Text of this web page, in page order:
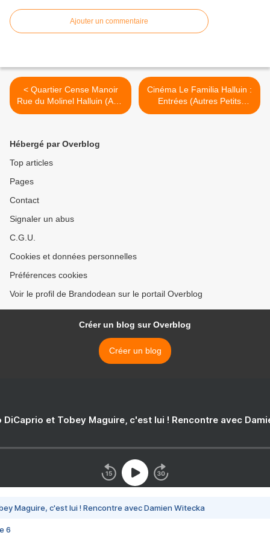
Ajouter un commentaire
< Quartier Cense Manoir
Rue du Molinel Halluin (Avril
2018).
Cinéma Le Familia Halluin :
Entrées (Autres Petits
Cinémas en 2018). >
Hébergé par Overblog
Top articles
Pages
Contact
Signaler un abus
C.G.U.
Cookies et données personnelles
Préférences cookies
Voir le profil de Brandodean sur le portail Overblog
Créer un blog sur Overblog
Créer un blog
DiCaprio et Tobey Maguire, c'est lui ! Rencontre avec
Maguire, c'est lui ! Rencontre avec Damien Witecka
6